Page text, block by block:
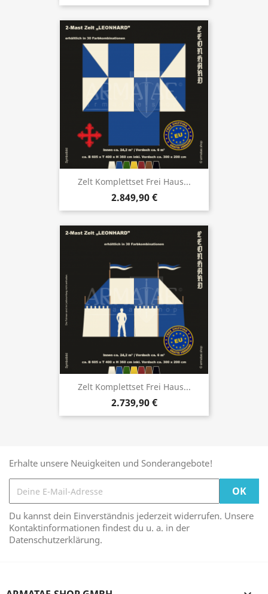
Zelt Komplettset Frei Haus...
2.849,90 €
Zelt Komplettset Frei Haus...
2.739,90 €
Erhalte unsere Neuigkeiten und Sonderangebote!
Du kannst dein Einverständnis jederzeit widerrufen. Unsere
Kontaktinformationen findest du u. a. in der
Datenschutzerklärung.